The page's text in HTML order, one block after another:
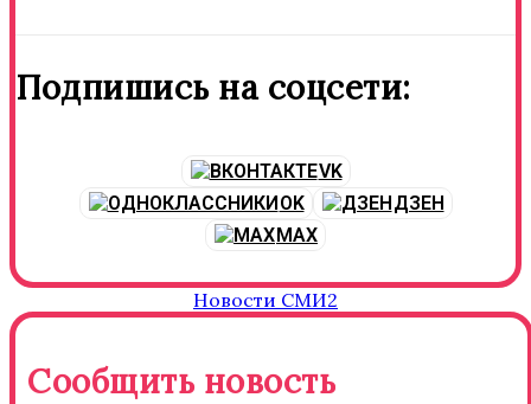
Подпишись на соцсети:
VK
OK
ДЗЕН
MAX
Новости СМИ2
Сообщить новость